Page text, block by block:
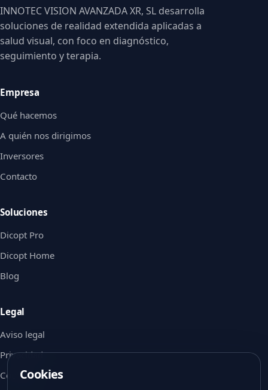
INNOTEC VISION AVANZADA XR, SL desarrolla
soluciones de realidad extendida aplicadas a
salud visual, con foco en diagnóstico,
seguimiento y terapia.
Empresa
Qué hacemos
A quién nos dirigimos
Inversores
Contacto
Soluciones
Dicopt Pro
Dicopt Home
Blog
Legal
Aviso legal
Privacidad
CookiesCookies